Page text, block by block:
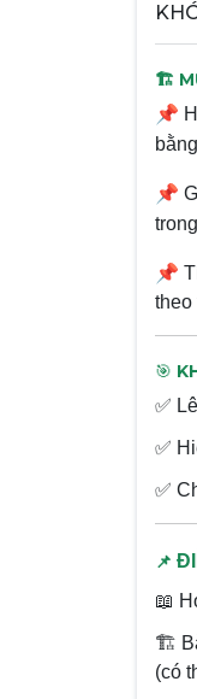
🏗️
📌
📌
📌
theo
🎯
✅
✅
✅
📌
📖
🏗
(có